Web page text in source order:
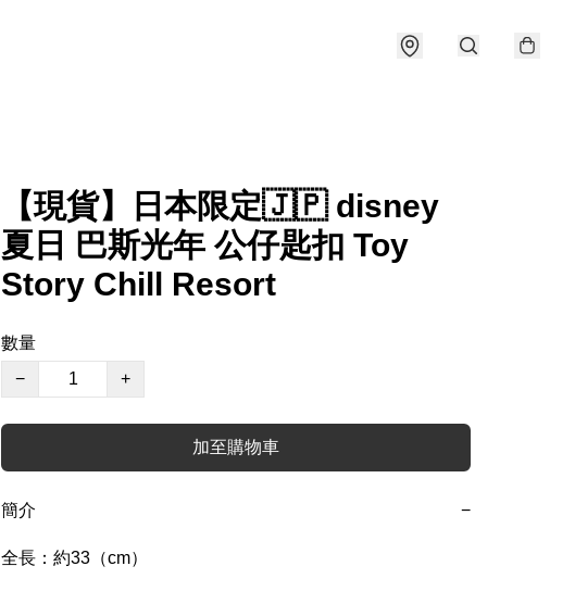
【現貨】日本限定🇯🇵 disney
夏日 巴斯光年 公仔匙扣 Toy
Story Chill Resort
數量
−
+
加至購物車
簡介 −
全長：約33（cm）